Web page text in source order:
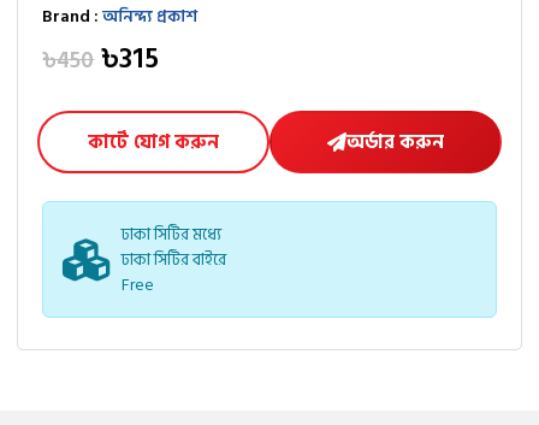
Brand :অনিন্দ্য প্রকাশ
৳450৳315
কার্টে যোগ করুন অর্ডার করুন
ঢাকা সিটির মধ্যে
ঢাকা সিটির বাইরে
Free